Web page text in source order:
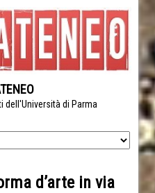
dell'Università di Parma
d’arte in via